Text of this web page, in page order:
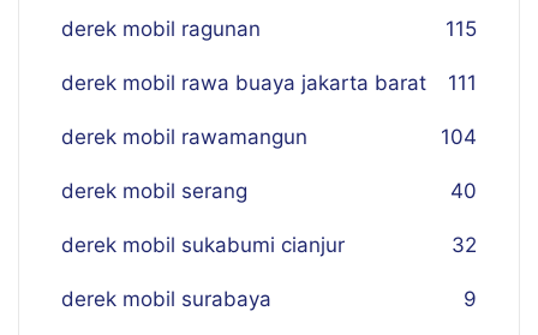
derek mobil ragunan 115
derek mobil rawa buaya jakarta barat 111
derek mobil rawamangun 104
derek mobil serang 40
derek mobil sukabumi cianjur 32
derek mobil surabaya 9